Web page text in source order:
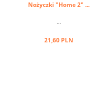
Nożyczki "Home 2" ...
...
21,60 PLN